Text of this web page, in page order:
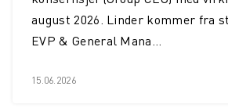
august 2026. Linder kommer fra
EVP & General Mana...
15.06.2026